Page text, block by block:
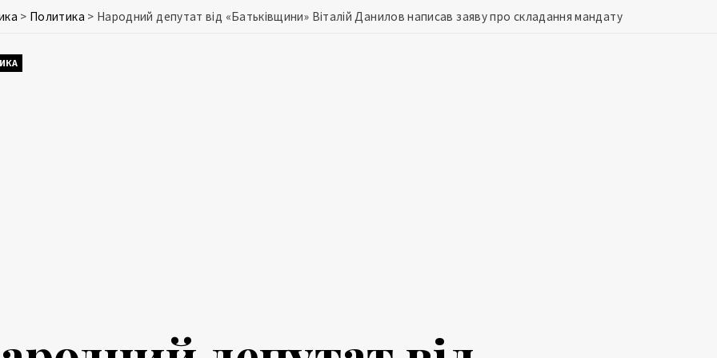
> Политика > Народний депутат від «Батьківщини» Віталій Данилов написав заяву про складання мандату